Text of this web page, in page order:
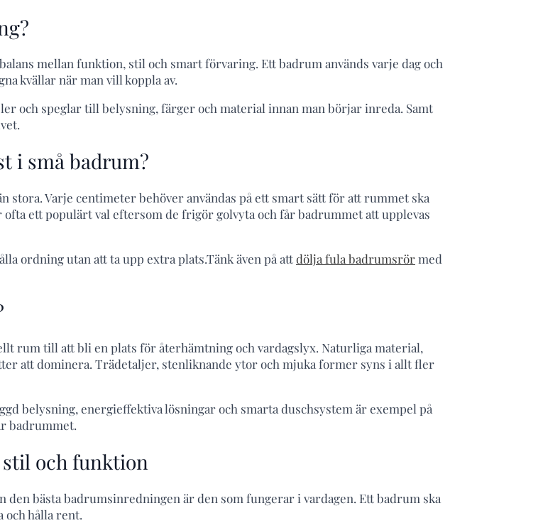
mellan funktion, stil och smart förvaring. Ett badrum används varje dag och
kvällar när man vill koppla av.
och speglar till belysning, färger och material innan man börjar inreda. Samt
i små badrum?
stora. Varje centimeter behöver användas på ett smart sätt för att rummet ska
ett populärt val eftersom de frigör golvyta och får badrummet att upplevas
ordning utan att ta upp extra plats.Tänk även på attdölja fula badrumsrörmed
rum till att bli en plats för återhämtning och vardagslyx. Naturliga material,
att dominera. Trädetaljer, stenliknande ytor och mjuka former syns i allt fler
belysning, energieffektiva lösningar och smarta duschsystem är exempel på
badrummet.
och funktion
den bästa badrumsinredningen är den som fungerar i vardagen. Ett badrum ska
och hålla rent.